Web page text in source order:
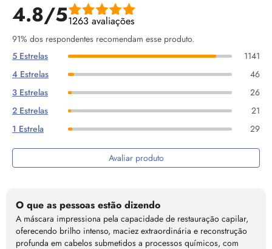
4.8/51263 avaliações
91% dos respondentes recomendam esse produto.
5 Estrelas
1141
4 Estrelas
46
3 Estrelas
26
2 Estrelas
21
1 Estrela
29
Avaliar produto
O que as pessoas estão dizendo
A máscara impressiona pela capacidade de restauração capilar,
oferecendo brilho intenso, maciez extraordinária e reconstrução
profunda em cabelos submetidos a processos químicos, com